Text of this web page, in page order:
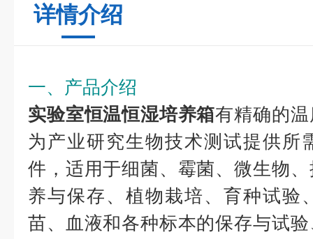
详情介绍
一、产品介绍
实验室恒温恒湿培养箱有精确的
为产业研究生物技术测试提供所
件，适用于细菌、霉菌、微生物
养与保存、植物栽培、育种试验
苗、血液和各种标本的保存与试